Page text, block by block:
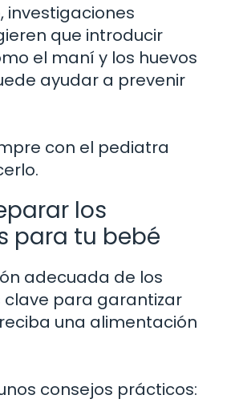
investigaciones
que introducir
el maní y los huevos
ayudar a prevenir
con el pediatra
los
para tu bebé
adecuada de los
clave para garantizar
una alimentación
consejos prácticos: